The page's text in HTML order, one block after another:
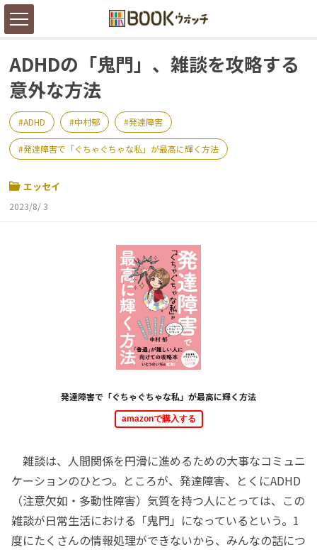
ADHDの「鬼門」、雑談を攻略する
意外な方法
ADHD 中村郁 発達障害
発達障害で「ぐちゃぐちゃな私」が最高に輝く方法
エッセイ
2023/8/ 3
発達障害で「ぐちゃぐちゃな私」が最高に輝く方法
amazonで購入する
雑談は、人間関係を円滑に進めるための大事なコミュニ
ケーションのひとつ。ところが、発達障害、とくにADHD
（注意欠如・多動性障害）気質を持つ人にとっては、この
雑談が日常生活における「鬼門」になっているという。1
度にたくさんの情報処理ができないから、みんなの話につ